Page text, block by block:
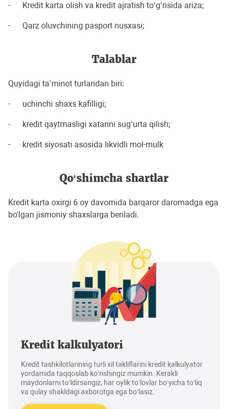
- Kredit karta olish va kredit ajratish to‘g‘risida ariza;
- Qarz oluvchining pasport nusxasi;
Talablar
Quyidagi taʼminot turlaridan biri:
- uchinchi shaxs kafilligi;
- kredit qaytmasligi xatarini sug‘urta qilish;
- kredit siyosati asosida likvidli mol-mulk
Qo‘shimcha shartlar
Kredit karta oxirgi 6 oy davomida barqaror daromadga ega
bo'lgan jismoniy shaxslarga beriladi.
Kredit kalkulyatori
Kredit tashkilotlarining turli xil takliflarini kredit kalkulyator
yordamida taqqoslab ko‘rishingiz mumkin. Kerakli
maydonlarni to‘ldirsangiz, har oylik to‘lovlar bo‘yicha to‘liq
va qulay shakldagi axborotga ega bo‘lasiz.